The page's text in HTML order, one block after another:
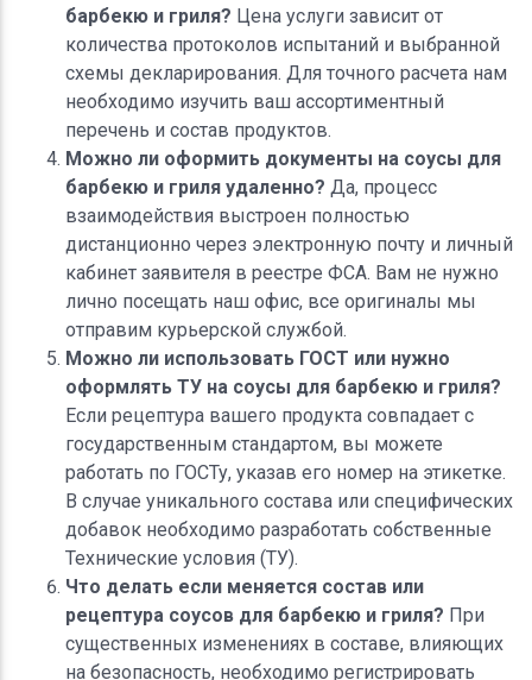
барбекю и гриля? Цена услуги зависит от
количества протоколов испытаний и выбранной
схемы декларирования. Для точного расчета нам
необходимо изучить ваш ассортиментный
перечень и состав продуктов.
Можно ли оформить документы на соусы для
барбекю и гриля удаленно? Да, процесс
взаимодействия выстроен полностью
дистанционно через электронную почту и личный
кабинет заявителя в реестре ФСА. Вам не нужно
лично посещать наш офис, все оригиналы мы
отправим курьерской службой.
Можно ли использовать ГОСТ или нужно
оформлять ТУ на соусы для барбекю и гриля?
Если рецептура вашего продукта совпадает с
государственным стандартом, вы можете
работать по ГОСТу, указав его номер на этикетке.
В случае уникального состава или специфических
добавок необходимо разработать собственные
Технические условия (ТУ).
Что делать если меняется состав или
рецептура соусов для барбекю и гриля? При
существенных изменениях в составе, влияющих
на безопасность, необходимо регистрировать